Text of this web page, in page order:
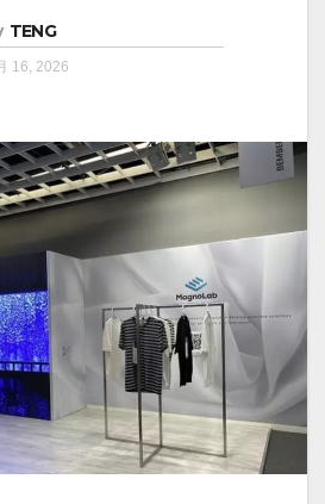
TENG
16, 2026